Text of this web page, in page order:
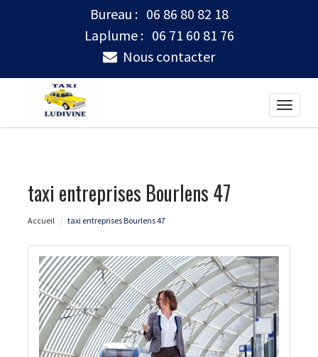
Bureau : 06 86 80 82 18
Laplume : 06 71 60 81 76
Nous contacter
Toggle
taxi entreprises Bourlens 47
Accueil taxi entreprises Bourlens 47